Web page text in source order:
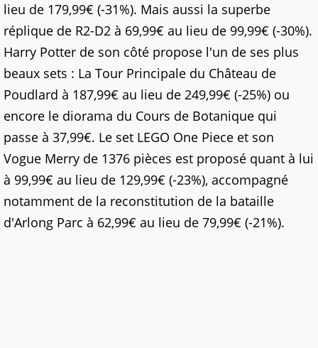
lieu de 179,99€ (-31%). Mais aussi la superbe
réplique de R2-D2 à 69,99€ au lieu de 99,99€ (-30%).
Harry Potter de son côté propose l'un de ses plus
beaux sets : La Tour Principale du Château de
Poudlard à 187,99€ au lieu de 249,99€ (-25%) ou
encore le diorama du Cours de Botanique qui
passe à 37,99€. Le set LEGO One Piece et son
Vogue Merry de 1376 pièces est proposé quant à lui
à 99,99€ au lieu de 129,99€ (-23%), accompagné
notamment de la reconstitution de la bataille
d'Arlong Parc à 62,99€ au lieu de 79,99€ (-21%).